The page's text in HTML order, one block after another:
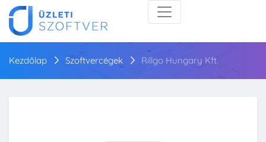
Kezdőlap Szoftvercégek Rillgo Hungary Kft.